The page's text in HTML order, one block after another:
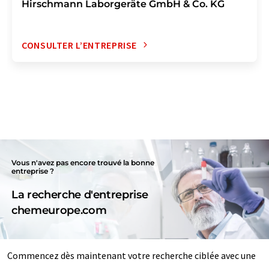
Hirschmann Laborgeräte GmbH & Co. KG
CONSULTER L’ENTREPRISE
Vous n'avez pas encore trouvé la bonne
entreprise ?
La recherche d'entreprise
chemeurope.com
Commencez dès maintenant votre recherche ciblée avec une